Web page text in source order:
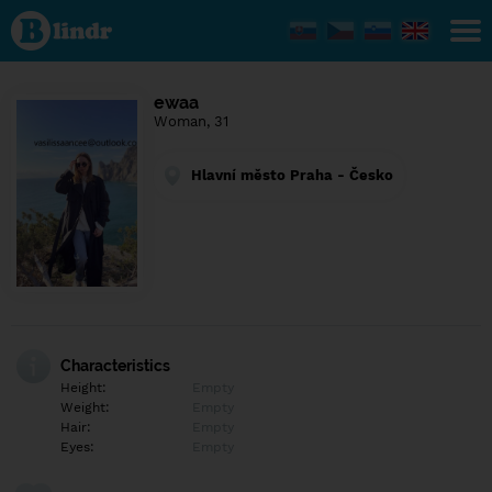
Find out
what's
under
the
Social
network.
ewaa
Woman, 31
Hlavní město Praha - Česko
Characteristics
Height:
Weight:
Hair:
Eyes: